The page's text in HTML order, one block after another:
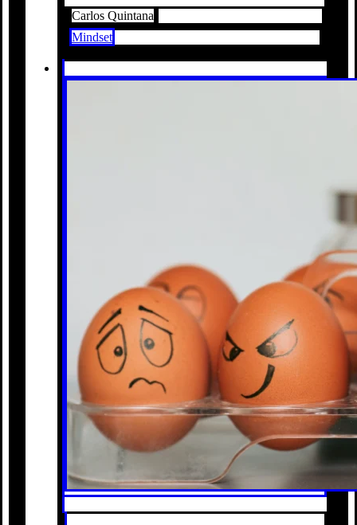
Carlos Quintana
Mindset